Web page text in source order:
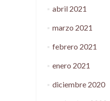
abril 2021
marzo 2021
febrero 2021
enero 2021
diciembre 2020